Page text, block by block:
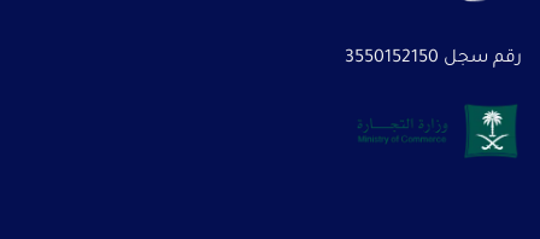
رقم سجل 3550152150